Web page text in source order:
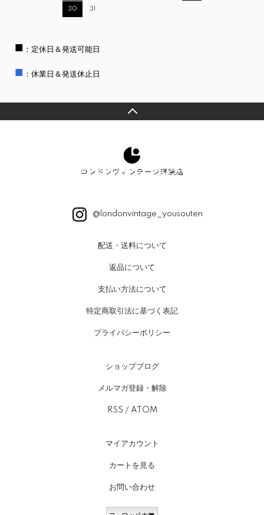
30 31
■ ：定休日＆発送可能日
■ ：休業日＆発送休止日
@londonvintage_yousouten
配送・送料について
返品について
支払い方法について
特定商取引法に基づく表記
プライバシーポリシー
ショップブログ
メルマガ登録・解除
RSS / ATOM
マイアカウント
カートを見る
お問い合わせ